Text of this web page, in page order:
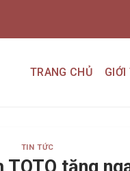
TRANG CHỦ GIỚI
TIN TỨC
tặng